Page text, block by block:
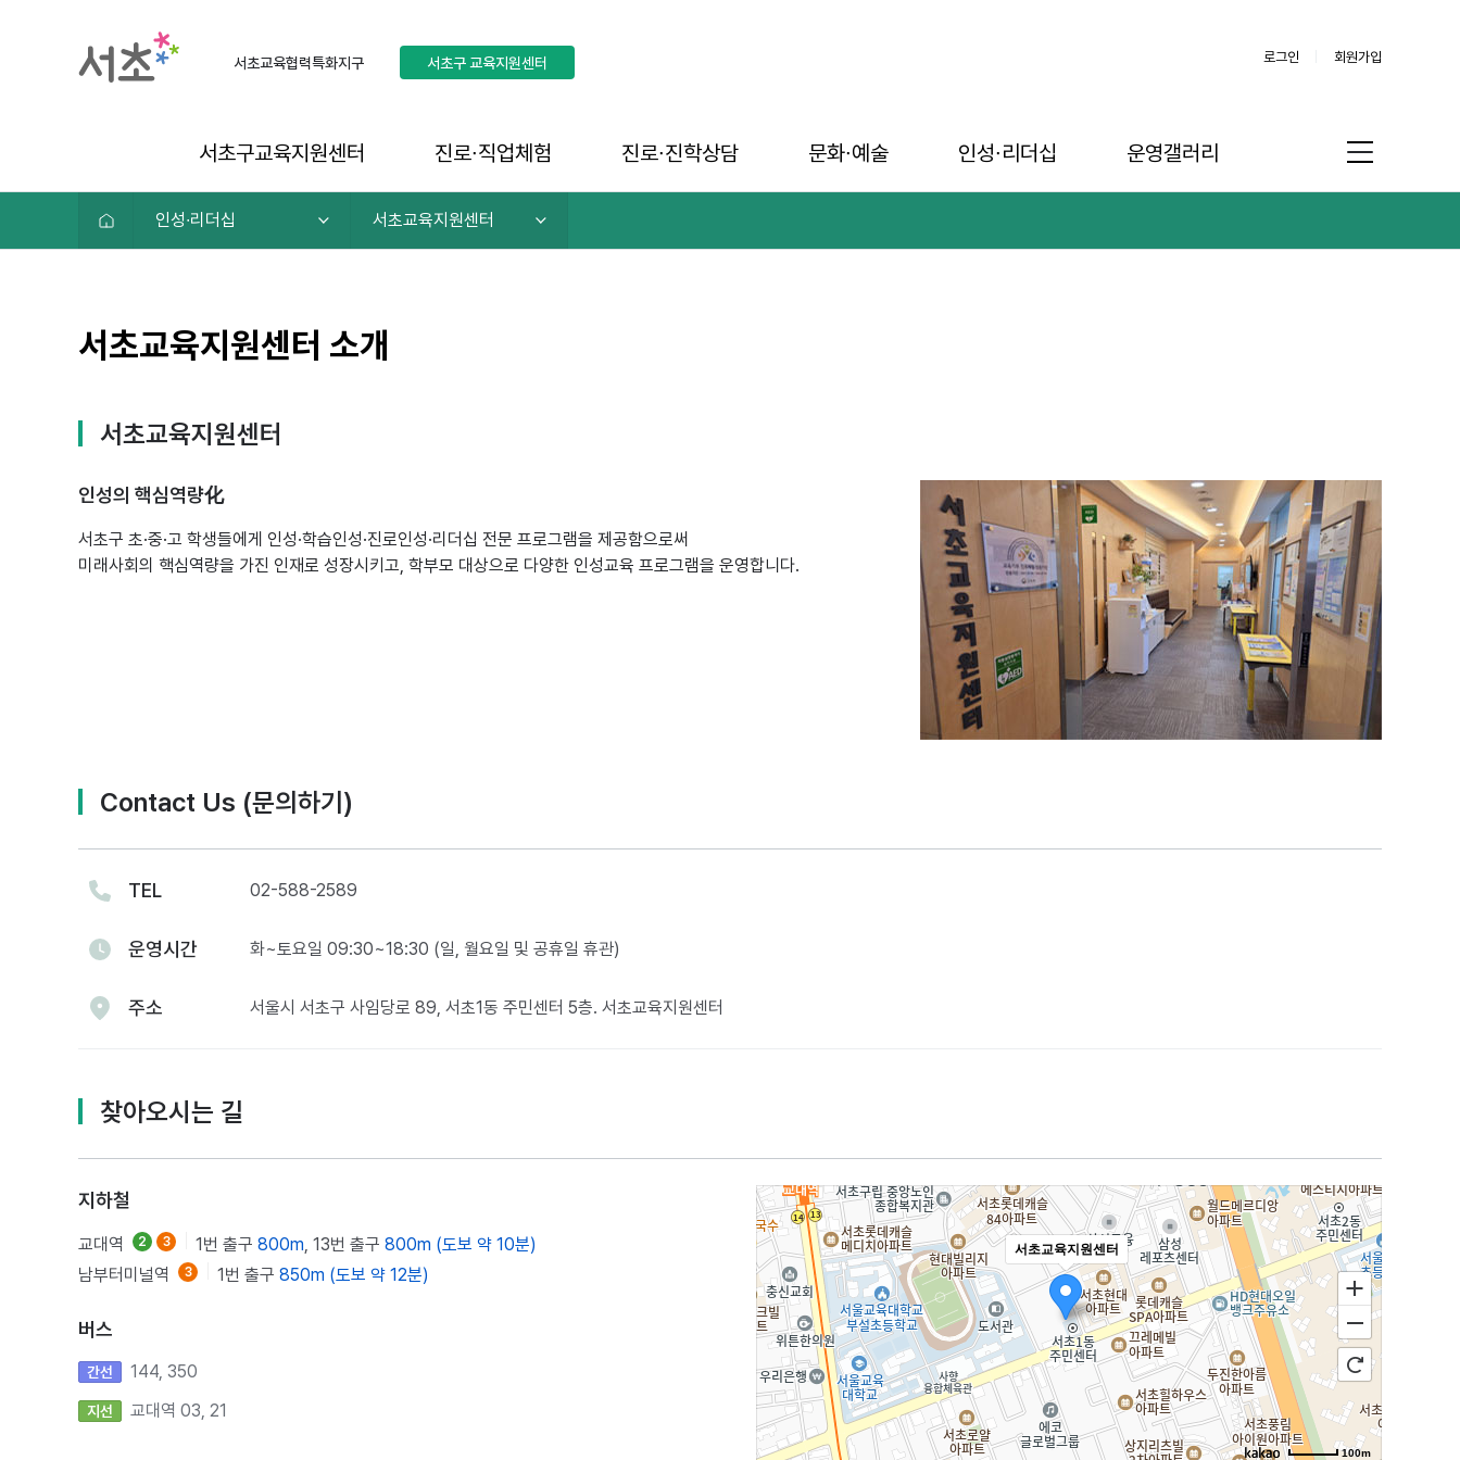
서초교육협력특화지구 서초구교육지원센터 로그인 회원가입
서초구교육지원센터 진로∙직업체험 진로∙진학상담 문화∙예술 인성∙리더십 운영갤러리
인성∙리더십 서초교육지원센터
서초교육지원센터 소개
서초교육지원센터
인성의 핵심역량化
서초구 초·중·고 학생들에게 인성·학습인성·진로인성·리더십 전문 프로그램을 제공함으로써
미래사회의 핵심역량을 가진 인재로 성장시키고, 학부모 대상으로 다양한 인성교육 프로그램을 운영합니다.
Contact Us (문의하기)
TEL 02-588-2589
운영시간 화~토요일 09:30~18:30 (일, 월요일 및 공휴일 휴관)
주소 서울시 서초구 사임당로 89, 서초1동 주민센터 5층. 서초교육지원센터
찾아오시는 길
서초교육지원센터
100m
지하철
교대역 2 3 1번 출구 800m, 13번 출구 800m (도보 약 10분)
남부터미널역
3 1번 출구 850m (도보 약 12분)
버스
간선 144, 350
지선 교대역 03, 21